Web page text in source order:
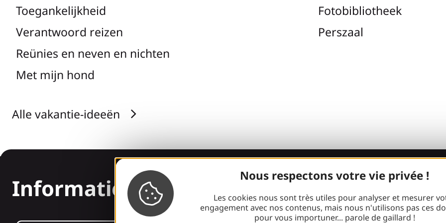
Nous respectons votre vie privée !
Les cookies nous sont très utiles pour analyser et mesurer
engagement avec nos contenus, mais nous n'utilisons pas ces
pour vous importuner... parole de gaillard !
Toegankelijkheid
Verantwoord reizen
Reünies en neven en nichten
Met mijn hond
Alle vakantie-ideeën
Fotobibliotheek
Perszaal
Informatie
Kom bij de
Gaillarde